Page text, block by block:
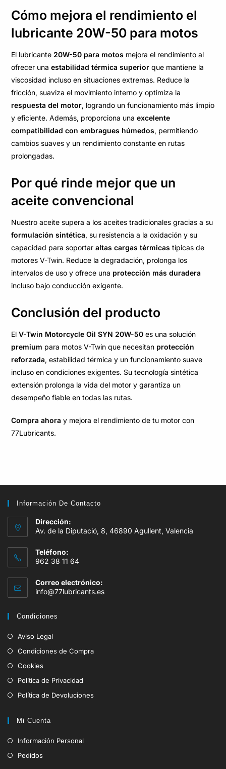
Cómo mejora el rendimiento el
lubricante 20W-50 para motos
El lubricante 20W-50 para motos mejora el rendimiento al
ofrecer unaestabilidad térmica superior que mantiene la
viscosidad incluso en situaciones extremas. Reduce la
fricción, suaviza el movimiento interno y optimiza la
respuesta del motor, logrando un funcionamiento más limpio
y eficiente. Además, proporciona unaexcelente
compatibilidad con embragues húmedos, permitiendo
cambios suaves y un rendimiento constante en rutas
prolongadas.
Por qué rinde mejor que un
aceite convencional
Nuestro aceite supera a los aceites tradicionales gracias a su
formulación sintética, su resistencia a la oxidación y su
capacidad para soportaraltas cargas térmicas típicas de
motores V-Twin. Reduce la degradación, prolonga los
intervalos de uso y ofrece una protección más duradera
incluso bajo conducción exigente.
Conclusión del producto
ElV-Twin Motorcycle Oil SYN 20W-50 es una solución
premium para motos V-Twin que necesitan protección
reforzada, estabilidad térmica y un funcionamiento suave
incluso en condiciones exigentes. Su tecnología sintética
extensión prolonga la vida del motor y garantiza un
desempeño fiable en todas las rutas.
Compra ahora y mejora el rendimiento de tu motor con
77Lubricants.
Información De Contacto
Dirección:
Av. de la Diputació, 8, 46890 Agullent, Valencia
Teléfono:
962 38 11 64
Correo electrónico:
info@77lubricants.es
Condiciones
Aviso Legal
Condiciones de Compra
Cookies
Política de Privacidad
Política de Devoluciones
Mi Cuenta
Información Personal
Pedidos